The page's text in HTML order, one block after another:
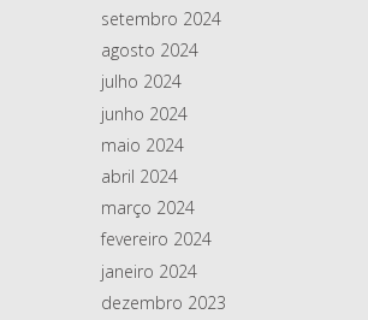
setembro 2024
agosto 2024
julho 2024
junho 2024
maio 2024
abril 2024
março 2024
fevereiro 2024
janeiro 2024
dezembro 2023